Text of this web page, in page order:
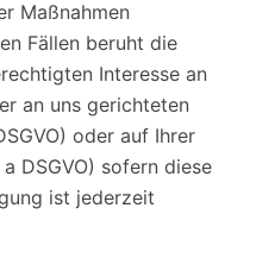
Maßnahmen
Fällen beruht die
Interesse an
an uns gerichteten
oder auf Ihrer
DSGVO) sofern diese
ist jederzeit